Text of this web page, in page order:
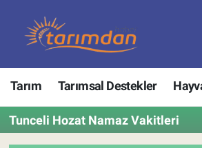
Tarım Tarımsal Destekler
Tunceli Hozat Namaz Vakitleri
Tarım
Hayvancılık
Gıda
Nöbetçi Eczaneler
Hava Durumu
Trafik Durumu